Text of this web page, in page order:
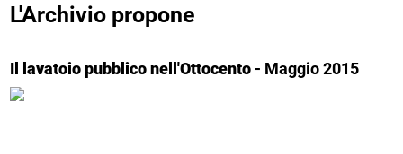
L'Archivio propone
Il lavatoio pubblico nell'Ottocento- Maggio 2015